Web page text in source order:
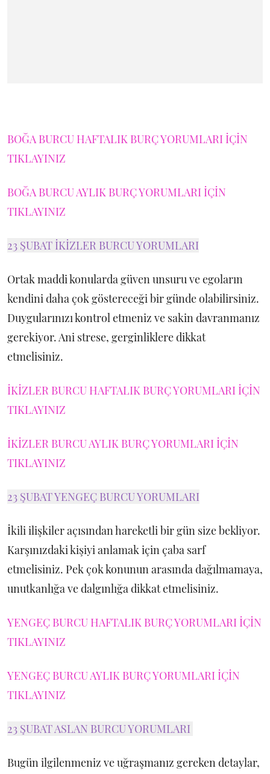
BOĞA BURCU HAFTALIK BURÇ YORUMLARI İÇİN
TIKLAYINIZ
BOĞA BURCU AYLIK BURÇ YORUMLARI İÇİN
TIKLAYINIZ
23 ŞUBAT İKİZLER BURCU YORUMLARI
Ortak maddi konularda güven unsuru ve egoların
kendini daha çok göstereceği bir günde olabilirsiniz.
Duygularınızı kontrol etmeniz ve sakin davranmanız
gerekiyor. Ani strese, gerginliklere dikkat
etmelisiniz.
İKİZLER BURCU HAFTALIK BURÇ YORUMLARI İÇİN
TIKLAYINIZ
İKİZLER BURCU AYLIK BURÇ YORUMLARI İÇİN
TIKLAYINIZ
23 ŞUBAT YENGEÇ BURCU YORUMLARI
İkili ilişkiler açısından hareketli bir gün size bekliyor.
Karşınızdaki kişiyi anlamak için çaba sarf
etmelisiniz. Pek çok konunun arasında dağılmamaya,
unutkanlığa ve dalgınlığa dikkat etmelisiniz.
YENGEÇ BURCU HAFTALIK BURÇ YORUMLARI İÇİN
TIKLAYINIZ
YENGEÇ BURCU AYLIK BURÇ YORUMLARI İÇİN
TIKLAYINIZ
23 ŞUBAT ASLAN BURCU YORUMLARI
Bugün ilgilenmeniz ve uğraşmanız gereken detaylar,